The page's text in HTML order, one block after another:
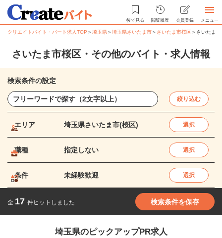
後で見る 閲覧履歴 会員登録 メニュー
クリエイトバイト・パート求人TOP ＞埼玉県＞埼玉県さいたま市＞ さいたま市桜区＞ さいたま
さいたま市桜区・その他のバイト・求人情報
検索条件の設定
絞り込む
エリア 埼玉県さいたま市(桜区) 選択
職種 指定しない 選択
条件 未経験歓迎 選択
全 17 件ヒットしました 検索条件を保存
埼玉県のピックアップPR求人